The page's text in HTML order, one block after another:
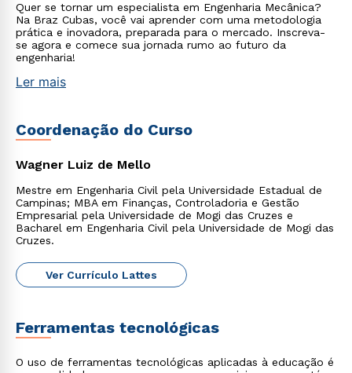
Quer se tornar um especialista em Engenharia Mecânica?
Na Braz Cubas, você vai aprender com uma metodologia
prática e inovadora, preparada para o mercado. Inscreva-
se agora e comece sua jornada rumo ao futuro da
engenharia!
Ler mais
Coordenação do Curso
Wagner Luiz de Mello
Mestre em Engenharia Civil pela Universidade Estadual de
Campinas; MBA em Finanças, Controladoria e Gestão
Empresarial pela Universidade de Mogi das Cruzes e
Bacharel em Engenharia Civil pela Universidade de Mogi das
Cruzes.
Ver Currículo Lattes
Ferramentas tecnológicas
O uso de ferramentas tecnológicas aplicadas à educação é